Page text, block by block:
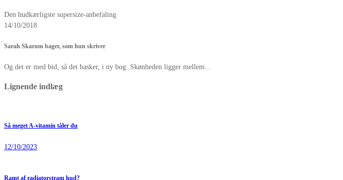
Den hudkærligste supersize-anbefaling
14/10/2018
Sarah Skarum bager, som hun skriver
Og det er med bid, så det basker, i ny bog. Skønheden ligger mellem...
Lignende indlæg
Så meget A-vitamin tåler du
12/10/2023
Ramt af radiatorstram hud?